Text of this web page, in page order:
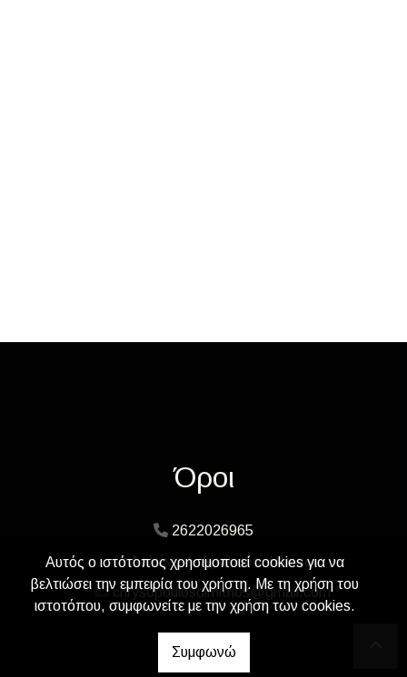
Όροι
2622026965
Δαλιάνη 4, Αμαλιάδα, Ηλείας
chrysopoulosdimitrios@gmail.com
Αυτός ο ιστότοπος χρησιμοποιεί cookies για να
βελτιώσει την εμπειρία του χρήστη. Με τη χρήση του
ιστοτόπου, συμφωνείτε με την χρήση των cookies.
Συμφωνώ